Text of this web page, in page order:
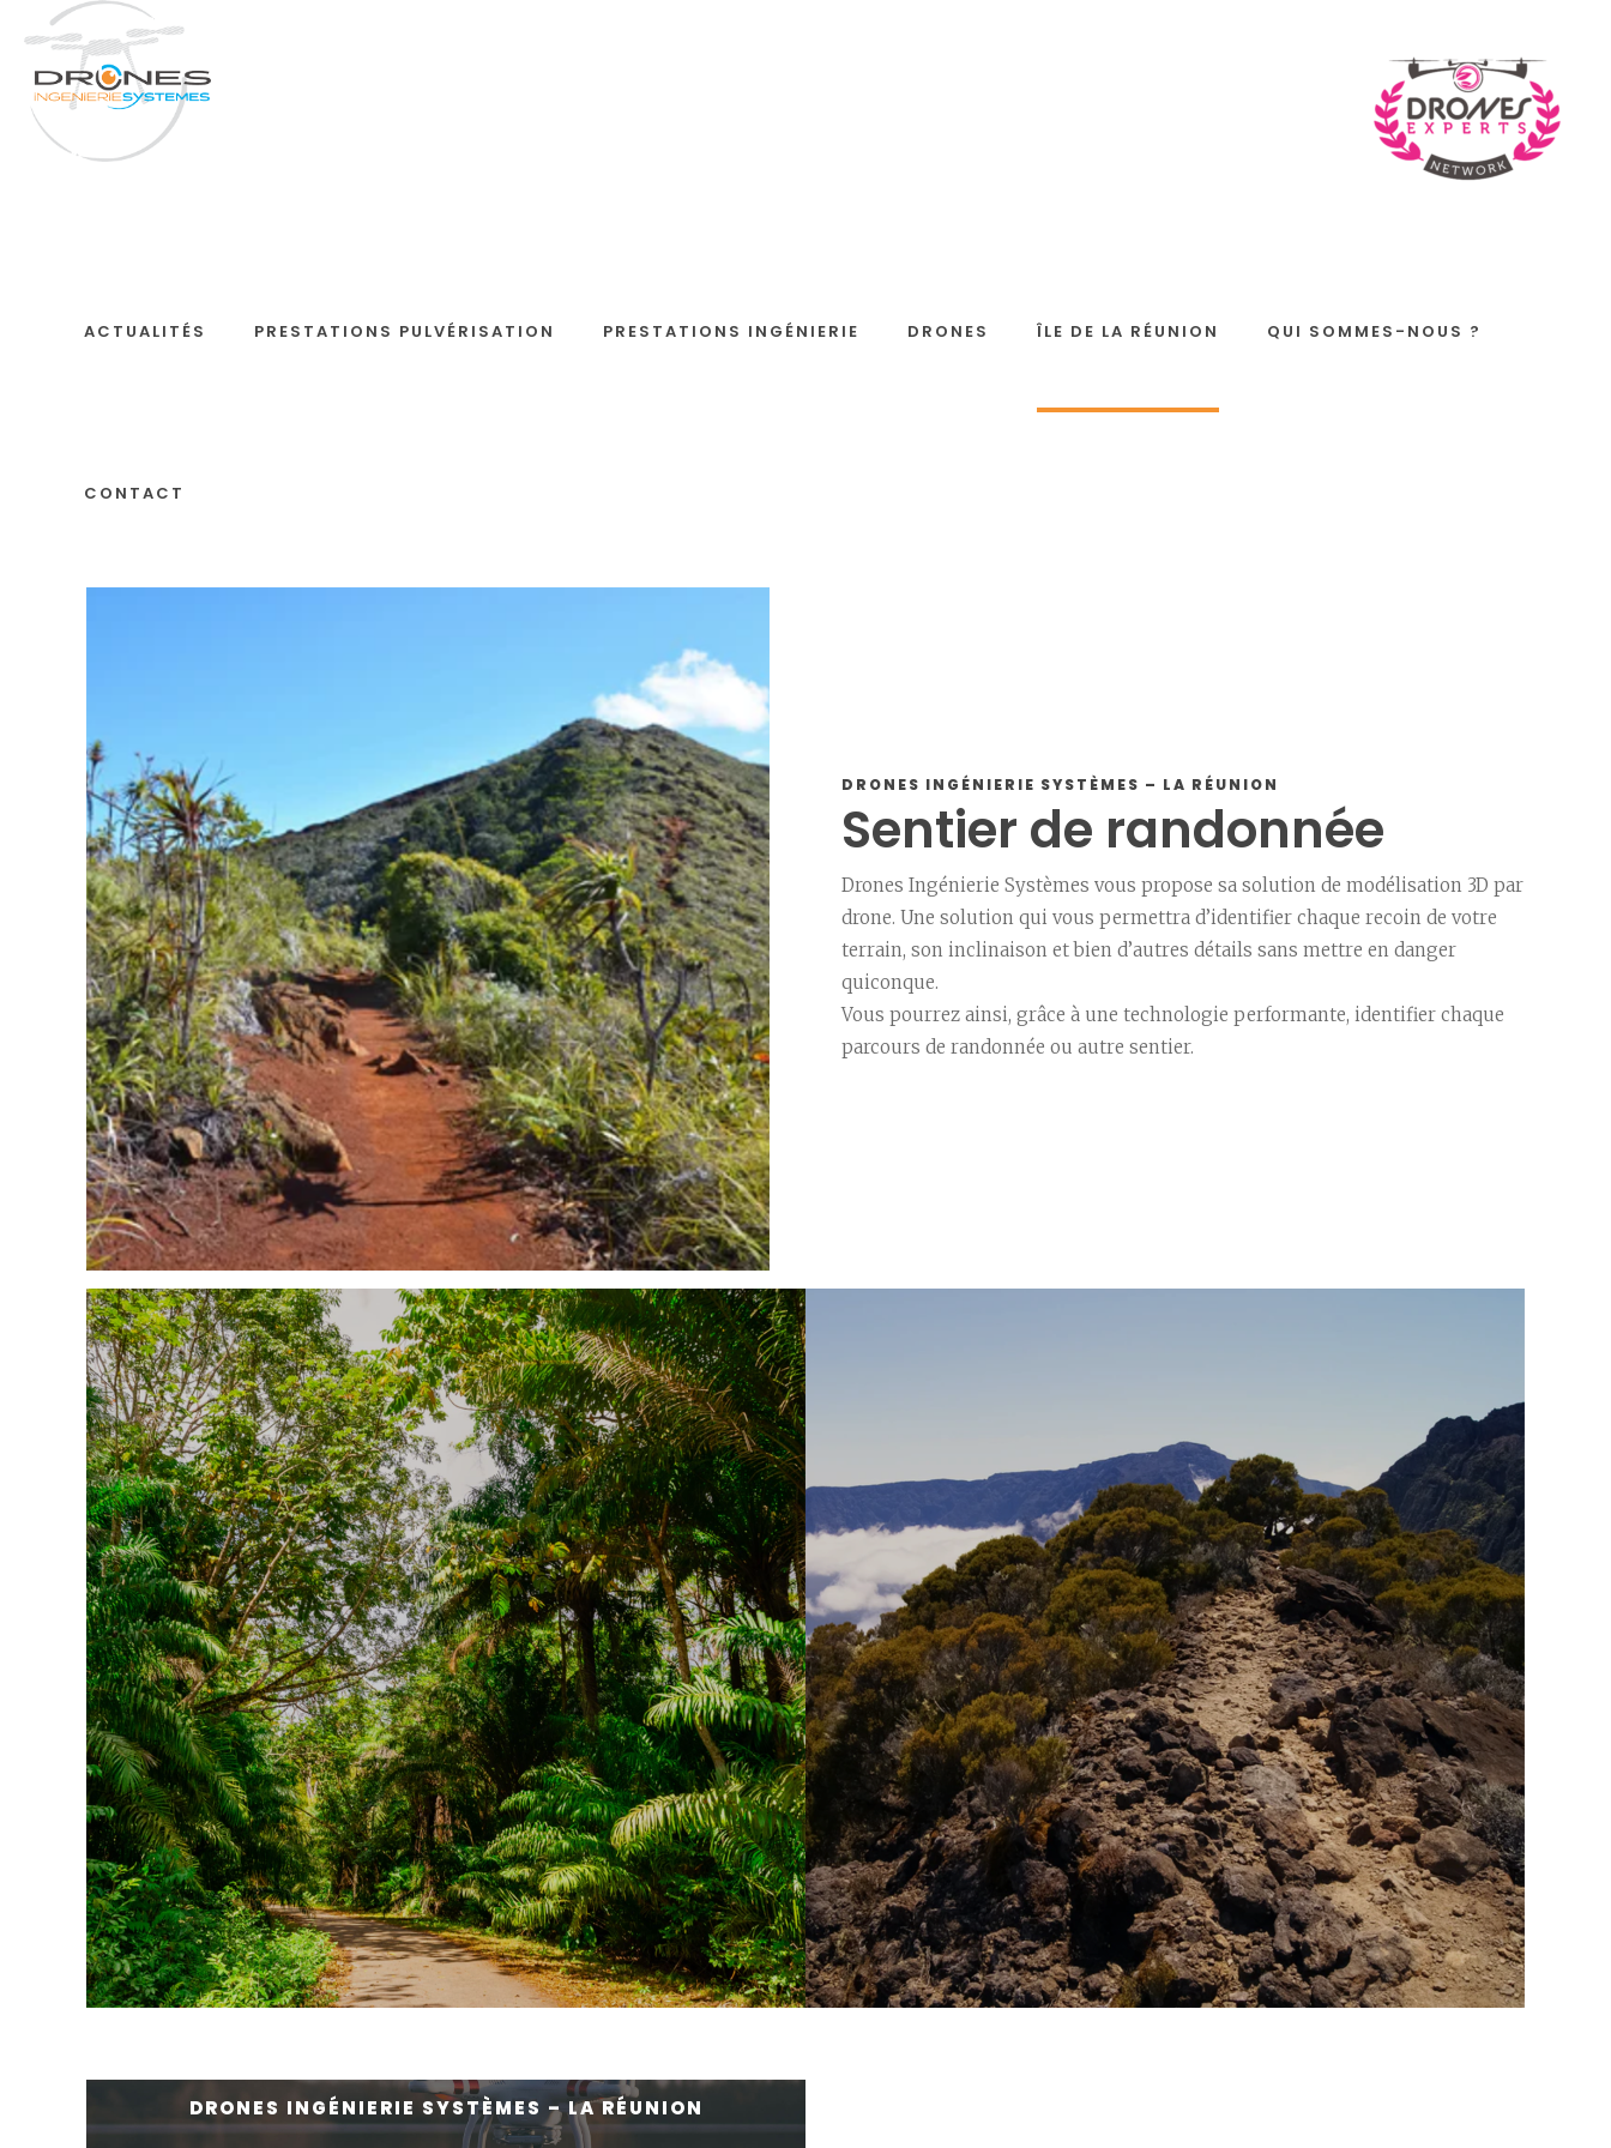
ACTUALITÉS PRESTATIONS PULVÉRISATION PRESTATIONS INGÉNIERIE DRONES ÎLE DE LA RÉUNION QUI SOMMES-NOUS ?
CONTACT
Photogrammétrie, modélisation 3D,
DRONES INGÉNIERIE SYSTÈMES – LA RÉUNION
Sentier de randonnée
Drones Ingénierie Systèmes vous propose sa solution de modélisation 3D par
drone. Une solution qui vous permettra d’identifier chaque recoin de votre
terrain, son inclinaison et bien d’autres détails sans mettre en danger
quiconque.
Vous pourrez ainsi, grâce à une technologie performante, identifier chaque
parcours de randonnée ou autre sentier.
DRONES INGÉNIERIE SYSTÈMES – LA RÉUNION